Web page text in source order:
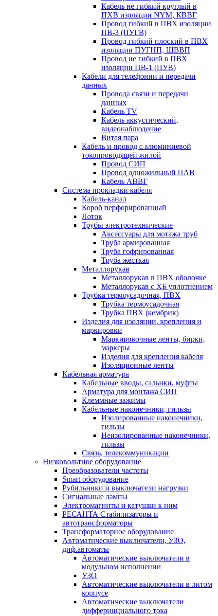
Кабель не гибкий круглый в
ПХВ изоляции NYM, КВВГ
Провод гибкий в ПВХ изоляции
ПВ-3 (ПУГВ)
Провод гибкий плоский в ПВХ
изоляции ПУГНП, ШВВП
Провод не гибкий в ПВХ
изоляции ПВ-1 (ПУВ)
Кабели для телефонии и передачи
данных
Провода связи и передачи
данных
Кабель TV
Кабель аккустический,
видеонаблюдение
Витая пара
Кабель и провод с алюминиевой
токопроводящей жилой
Провод СИП
Провод одножильный ПАВ
Кабель АВВГ
Система прокладки кабеля
Кабель-канал
Короб перфорированный
Лоток
Трубы электротехнические
Аксессуары для мотажа труб
Труба армированная
Труба гофрированная
Труба жёсткая
Металлорукав
Металлорукав в ПВХ оболочке
Металлорукав с ХБ уплотнением
Трубка термоусадочная, ПВХ
Трубка термоусадочная
Трубка ПВХ (кембрик)
Изделия для изоляции, крепления и
маркировки
Маркировочные ленты, бирки,
маркеры
Изделия для крепления кабеля
Изоляционные ленты
Кабельная арматура
Кабельные вводы, сальнки, муфты
Арматура для монтажа СИП
Клеммные зажимы
Кабельные наконечники, гильзы
Изолированные наконечники,
гильзы
Неизолированные наконечники,
гильзы
Связь, телекоммуникации
Низковольтное оборудование
Преобразователи частоты
Smart оборудование
Рубильники и выключатели нагрузки
Сигнальные лампы
Электромагниты и катушки к ним
РЕСАНТА Стабилизаторы и
автотрансформаторы
Трансформаторное оборудование
Автоматические выключатели, УЗО,
диф.автоматы
Автоматические выключатели в
модульном исполнении
УЗО
Автоматические выключатели в литом
корпусе
Автоматические выключатели
дифферинциального тока